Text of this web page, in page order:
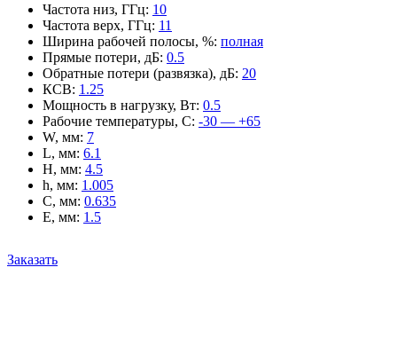
Частота низ, ГГц: 10
Частота верх, ГГц: 11
Ширина рабочей полосы, %: полная
Прямые потери, дБ: 0.5
Обратные потери (развязка), дБ: 20
КСВ: 1.25
Мощность в нагрузку, Вт: 0.5
Рабочие температуры, С: -30 — +65
W, мм: 7
L, мм: 6.1
H, мм: 4.5
h, мм: 1.005
C, мм: 0.635
E, мм: 1.5
Заказать